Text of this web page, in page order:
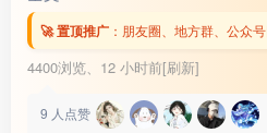
☑️回族/汉族➕查案底
☑️需要认识字,不做体检
综合工资65***00/月
联系微信：www235350
————————————
3⃣️江苏昆山联滔电子
🚀 置顶推广 ： 朋友圈、地方群、公众
4400浏览、 12 小时前[刷新]
9 人点赞